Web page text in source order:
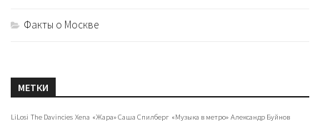
Факты о Москве
МЕТКИ
LiLosi The Davincies Xena «Жара» Саша Спилберг «Музыка в метро» Александр Буйнов